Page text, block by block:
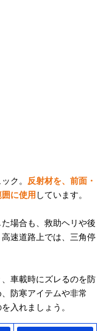
ク。
反射材を、前面・
に使用 しています。
場合も、救助ヘリや後
速道路上では、三角停
車載時にズレるのを防
防寒アイテムや非常
入れましょう。